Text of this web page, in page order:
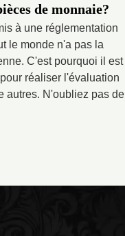
de monnaie?
à une réglementation
le monde n'a pas la
C'est pourquoi il est
réaliser l'évaluation
autres. N'oubliez pas de